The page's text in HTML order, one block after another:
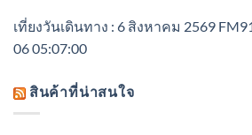
เที่ยงวันเดินทาง : 6 สิงหาคม 2569
06 05:07:00
สินค้าที่น่าสนใจ